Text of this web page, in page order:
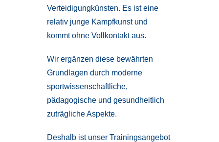
Verteidigungkünsten. Es ist eine
relativ junge Kampfkunst und
kommt ohne Vollkontakt aus.
Wir ergänzen diese bewährten
Grundlagen durch moderne
sportwissenschaftliche,
pädagogische und gesundheitlich
zuträgliche Aspekte.
Deshalb ist unser Trainingsangebot